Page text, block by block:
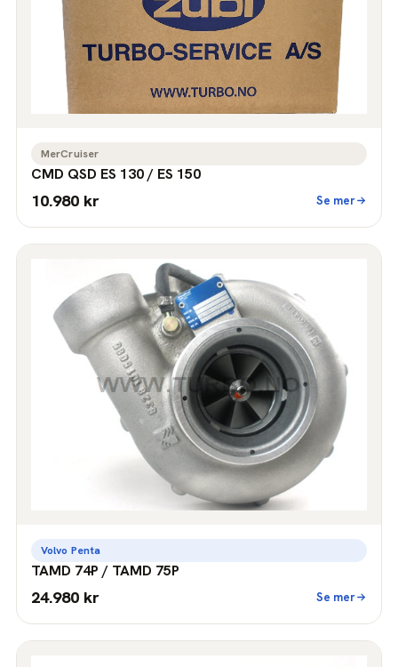
MerCruiser
CMD QSD ES 130 / ES 150
10.980 kr Se mer
Volvo Penta
TAMD 74P / TAMD 75P
24.980 kr Se mer